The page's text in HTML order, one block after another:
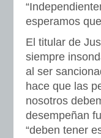
esperamos
El titular de
siempre
al ser
hace que las
nosotros
desempeñan
“deben tener